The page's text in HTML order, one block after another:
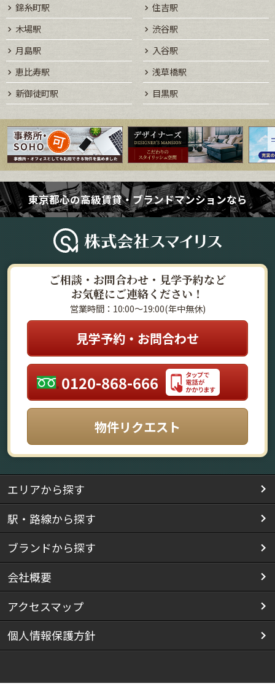
錦糸町駅
住吉駅
木場駅
渋谷駅
月島駅
入谷駅
恵比寿駅
浅草橋駅
新御徒町駅
目黒駅
東京都心の高級賃貸・ブランドマンションなら
ご相談・お問合わせ・見学予約など
お気軽にご連絡ください！
営業時間：10:00～19:00(年中無休)
見学予約・お問合わせ
0120-868-666
物件リクエスト
エリアから探す
駅・路線から探す
ブランドから探す
会社概要
アクセスマップ
個人情報保護方針